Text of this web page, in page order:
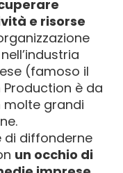
e risorse
(famoso il
è da
molte grandi
di diffonderne
un occhio di